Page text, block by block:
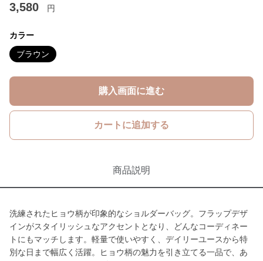
3,580 円
カラー
ブラウン
購入画面に進む
カートに追加する
商品説明
洗練されたヒョウ柄が印象的なショルダーバッグ。フラップデザ
インがスタイリッシュなアクセントとなり、どんなコーディネー
トにもマッチします。軽量で使いやすく、デイリーユースから特
別な日まで幅広く活躍。ヒョウ柄の魅力を引き立てる一品で、あ